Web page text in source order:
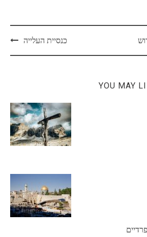
כנסיית העלייה
YOU MAY